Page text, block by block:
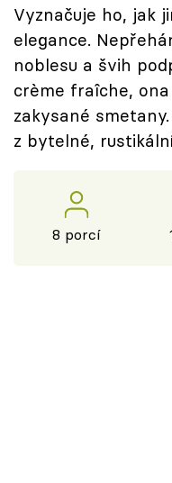
Přihlášení
Sledujte nás
Vyznačuje ho, jak
elegance.
noblesu a švih
crème fraîche,
zakysané
z bytelné,
8 porcí